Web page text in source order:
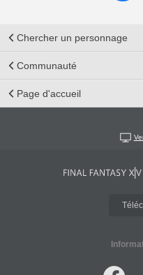
Chercher un personnage
Communauté
Page d'accueil